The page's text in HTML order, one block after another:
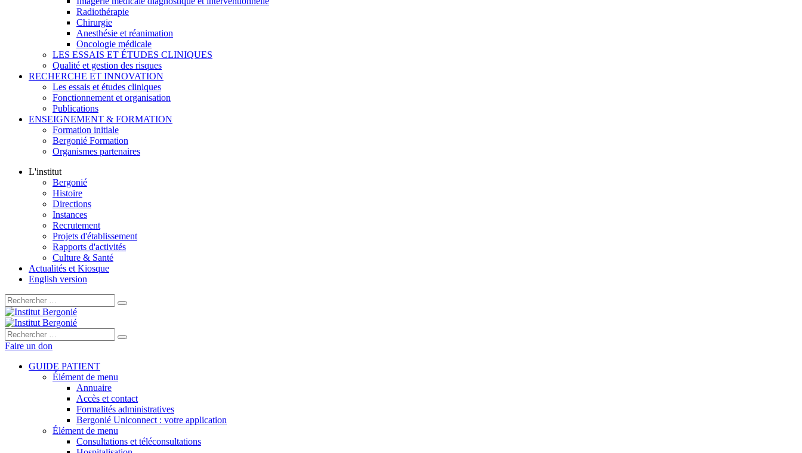
Radiothérapie
Chirurgie
Anesthésie et réanimation
Oncologie médicale
LES ESSAIS ET ÉTUDES CLINIQUES
Qualité et gestion des risques
RECHERCHE ET INNOVATION
Les essais et études cliniques
Fonctionnement et organisation
Publications
ENSEIGNEMENT & FORMATION
Formation initiale
Bergonié Formation
Organismes partenaires
L'institut
Bergonié
Histoire
Directions
Instances
Recrutement
Projets d'établissement
Rapports d'activités
Culture & Santé
Actualités et Kiosque
English version
Rechercher :
Rechercher :
Faire un don
GUIDE PATIENT
Élément de menu
Annuaire
Accès et contact
Formalités administratives
Bergonié Uniconnect : votre application
Élément de menu
Consultations et téléconsultations